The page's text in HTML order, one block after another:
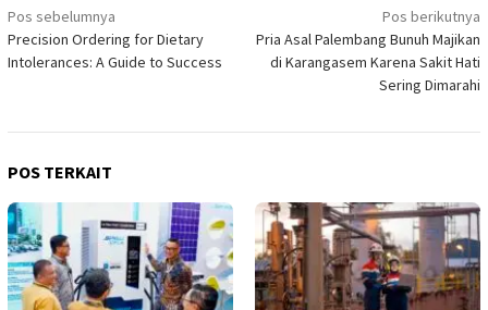
Navigasi
pos
Pos sebelumnya
Precision Ordering for Dietary
Intolerances: A Guide to Success
Pos berikutnya
Pria Asal Palembang Bunuh Majikan
di Karangasem Karena Sakit Hati
Sering Dimarahi
POS TERKAIT